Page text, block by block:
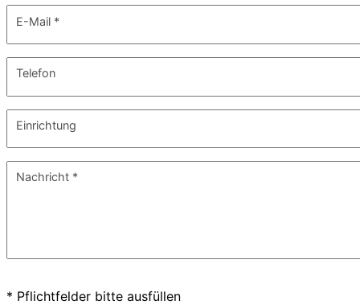
E-Mail *
Telefon
Einrichtung
Nachricht *
* Pflichtfelder bitte ausfüllen